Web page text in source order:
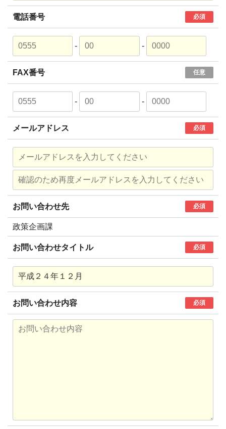
電話番号 必須
- -
FAX番号 任意
- -
メールアドレス 必須
お問い合わせ先 必須
政策企画課
お問い合わせタイトル 必須
お問い合わせ内容 必須